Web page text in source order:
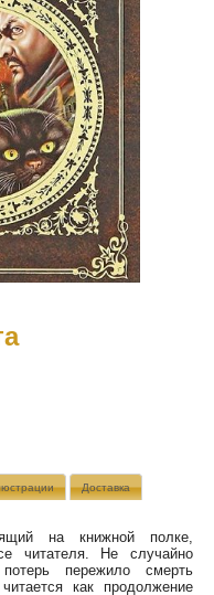
Доставка
на книжной полке,
читателя. Не случайно
пережило смерть
как продолжение